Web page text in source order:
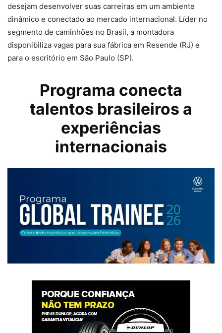
desejam desenvolver suas carreiras em um ambiente
dinâmico e conectado ao mercado internacional. Líder no
segmento de caminhões no Brasil, a montadora
disponibiliza vagas para sua fábrica em Resende (RJ) e
para o escritório em São Paulo (SP).
Programa conecta
talentos brasileiros a
experiências
internacionais